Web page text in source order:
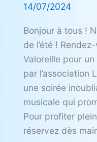
14/07/2024
Bonjour à tous !
de l’été !
Valoreille pour
par l’association
une soirée
musicale qui
Pour profiter
réservez dès